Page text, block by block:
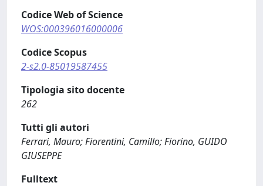
Codice Web of Science
WOS:000396016000006
Codice Scopus
2-s2.0-85019587455
Tipologia sito docente
262
Tutti gli autori
Ferrari, Mauro; Fiorentini, Camillo; Fiorino, GUIDO
GIUSEPPE
Fulltext